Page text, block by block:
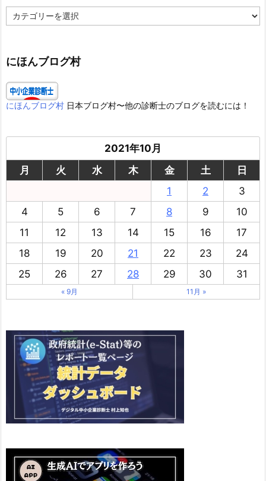
テ
ー
にほんブログ村
にほんブログ村 日本ブログ村〜他の診断士のブログを読むには！
2021年10月
月
火 水 木 金 土
日
1
2
3
4
5 6 7 8 9
10
11
12 13 14 15 16
17
18
19 20 21 22 23
24
25
26 27 28 29 30 31
« 9月 11月 »